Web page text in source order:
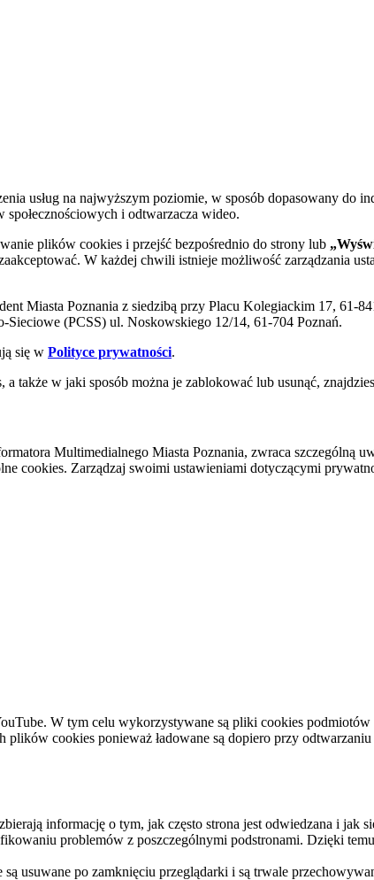
usług na najwyższym poziomie, w sposób dopasowany
i odtwarzacza wideo.
plików cookies i przejść bezpośrednio do strony lub
W każdej chwili istnieje możliwość zarządzania
Miasta Poznania z siedzibą przy Placu Kolegiackim 17, 61-
(PCSS) ul. Noskowskiego 12/14, 61-704 Poznań.
się w Polityce prywatności.
także w jaki sposób można je zablokować lub usunąć,
Multimedialnego Miasta Poznania, zwraca szczególną
cookies. Zarządzaj swoimi ustawieniami dotyczącymi
W tym celu wykorzystywane są pliki cookies
cookies ponieważ ładowane są dopiero przy
informację o tym, jak często strona jest odwiedzana i jak
problemów z poszczególnymi podstronami. Dzięki
usuwane po zamknięciu przeglądarki i są trwale